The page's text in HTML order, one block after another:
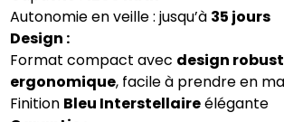
Autonomie en veille : jusqu’à 35 jours
Design :
Format compact avec design
ergonomique, facile à prendre en
Finition Bleu Interstellaireélégante